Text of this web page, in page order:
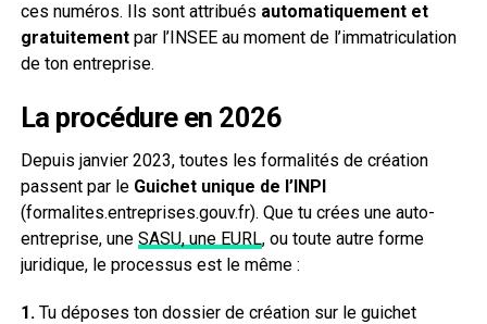
ces numéros. Ils sont attribués automatiquement et
gratuitementpar l’INSEE au moment de l’immatriculation
de ton entreprise.
La procédure en 2026
Depuis janvier 2023, toutes les formalités de création
passent par le Guichet unique de l’INPI
(formalites.entreprises.gouv.fr). Que tu crées une auto-
entreprise, une SASU, une EURL, ou toute autre forme
juridique, le processus est le même :
1.Tu déposes ton dossier de création sur le guichet